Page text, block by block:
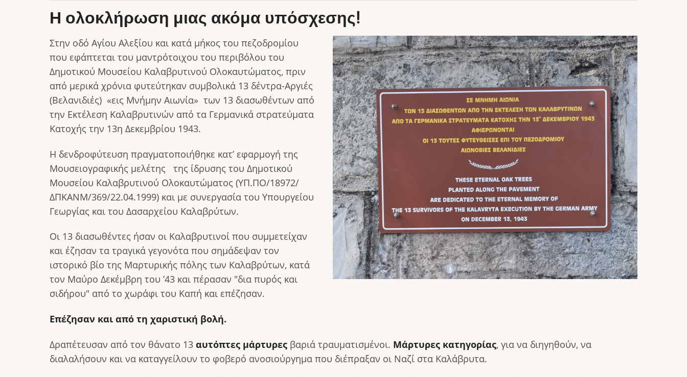
Η ολοκλήρωση μιας ακόμα υπόσχεσης!
Στην οδό Αγίου Αλεξίου και κατά μήκος του πεζοδρομίου
που εφάπτεται του μαντρότοιχου του περιβόλου του
Δημοτικού Μουσείου Καλαβρυτινού Ολοκαυτώματος, πριν
από μερικά χρόνια φυτεύτηκαν συμβολικά 13 δέντρα-Αργιές
(Βελανιδιές) «εις Μνήμην Αιωνία» των 13 διασωθέντων από
την Εκτέλεση Καλαβρυτινών από τα Γερμανικά στρατεύματα
Κατοχής την 13η Δεκεμβρίου 1943.
Η δενδροφύτευση πραγματοποιήθηκε κατ’ εφαρμογή της
Μουσειογραφικής μελέτης της ίδρυσης του Δημοτικού
Μουσείου Καλαβρυτινού Ολοκαυτώματος (ΥΠ.ΠΟ/18972/
ΔΠΚΑΝΜ/369/22.04.1999) και με συνεργασία του Υπουργείου
Γεωργίας και του Δασαρχείου Καλαβρύτων.
Οι 13 διασωθέντες ήσαν οι Καλαβρυτινοί που συμμετείχαν
και έζησαν τα τραγικά γεγονότα που σημάδεψαν τον
ιστορικό βίο της Μαρτυρικής πόλης των Καλαβρύτων, κατά
τον Μαύρο Δεκέμβρη του ’43 και πέρασαν "δια πυρός και
σιδήρου" από το χωράφι του Καπή και επέζησαν.
Επέζησαν και από τη χαριστική βολή.
Δραπέτευσαν από τον θάνατο 13 αυτόπτες μάρτυρες βαριά τραυματισμένοι. Μάρτυρες κατηγορίας, για να διηγηθούν, να
διαλαλήσουν και να καταγγείλουν το φοβερό ανοσιούργημα που διέπραξαν οι Ναζί στα Καλάβρυτα.